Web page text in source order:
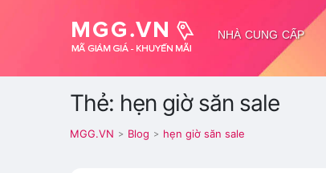
NHÀ CUNG CẤP
Thẻ: hẹn giờ săn sale
MGG.VN > Blog > hẹn giờ săn sale